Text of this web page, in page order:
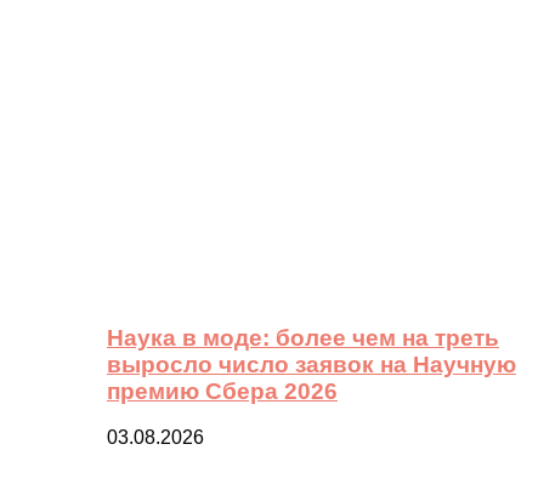
Наука в моде: более чем на треть
выросло число заявок на Научную
премию Сбера 2026
03.08.2026